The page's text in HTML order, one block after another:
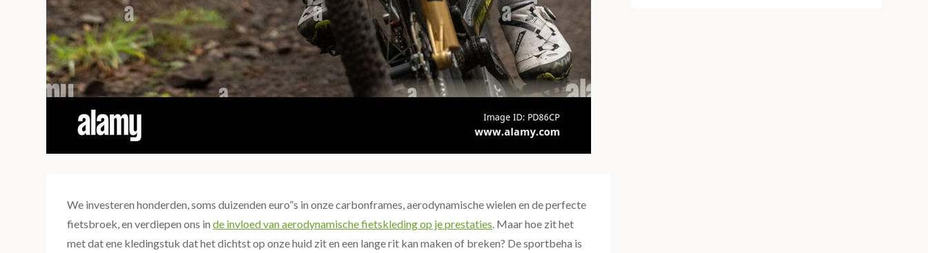
We investeren honderden, soms duizenden euro”s in onze carbonframes, aerodynamische wielen en de perfecte
fietsbroek, en verdiepen ons inde invloed van aerodynamische fietskleding op je prestaties. Maar hoe zit het
met dat ene kledingstuk dat het dichtst op onze huid zit en een lange rit kan maken of breken? De sportbeha is